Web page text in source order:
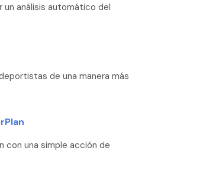
un análisis automático del
de una manera más
con una simple acción de